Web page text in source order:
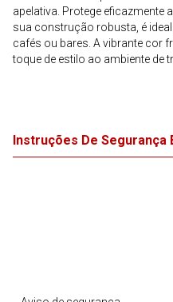
apelativa. Protege eficazmente
sua construção robusta, é
cafés ou bares. A vibrante cor
toque de estilo ao ambiente de
Instruções De Segurança